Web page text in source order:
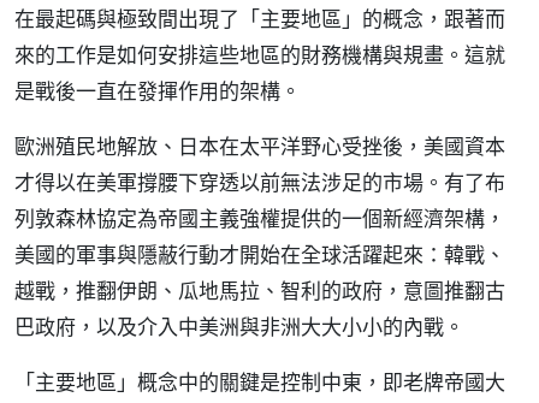
在最起碼與極致間出現了「主要地區」的概念，跟著而
來的工作是如何安排這些地區的財務機構與規畫。這就
是戰後一直在發揮作用的架構。
歐洲殖民地解放、日本在太平洋野心受挫後，美國資本
才得以在美軍撐腰下穿透以前無法涉足的市場。有了布
列敦森林協定為帝國主義強權提供的一個新經濟架構，
美國的軍事與隱蔽行動才開始在全球活躍起來：韓戰、
越戰，推翻伊朗、瓜地馬拉、智利的政府，意圖推翻古
巴政府，以及介入中美洲與非洲大大小小的內戰。
「主要地區」概念中的關鍵是控制中東，即老牌帝國大